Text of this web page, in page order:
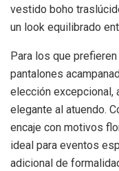
vestido boho
un look equilibrado
Para los que
pantalones
elección excepcional,
elegante al atuendo.
encaje con motivos
ideal para eventos
adicional de